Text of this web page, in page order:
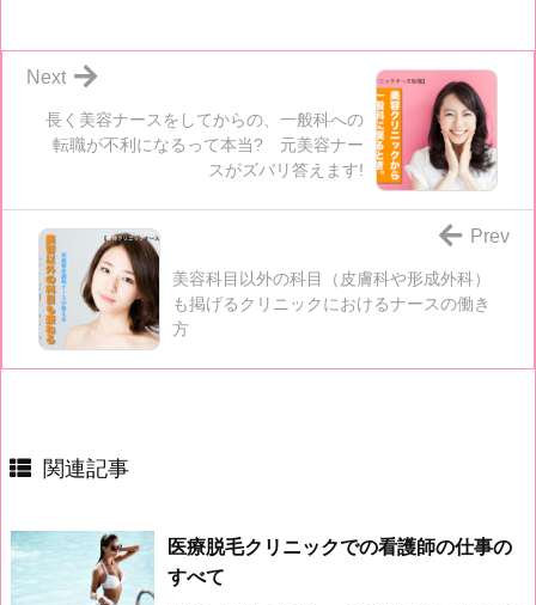
長く美容ナースをしてからの、一般科への
転職が不利になるって本当? 元美容ナー
スがズバリ答えます!
Next
美容科目以外の科目（皮膚科や形成外科）
も掲げるクリニックにおけるナースの働き
方
Prev
関連記事
医療脱毛クリニックでの看護師の仕事の
すべて